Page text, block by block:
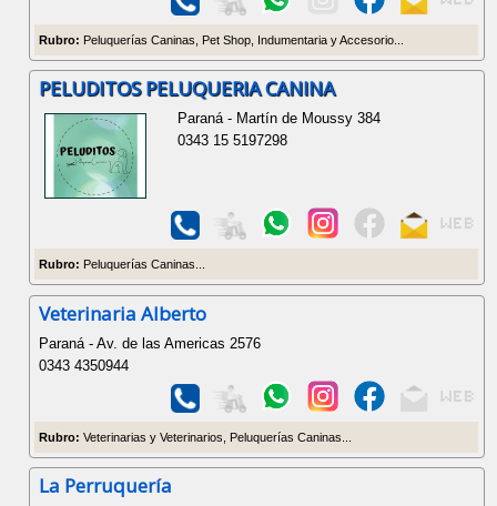
Rubro: Peluquerías Caninas, Pet Shop, Indumentaria y Accesorio...
PELUDITOS PELUQUERIA CANINA
Paraná - Martín de Moussy 384
0343 15 5197298
Rubro: Peluquerías Caninas...
Veterinaria Alberto
Paraná - Av. de las Americas 2576
0343 4350944
Rubro: Veterinarias y Veterinarios, Peluquerías Caninas...
La Perruquería